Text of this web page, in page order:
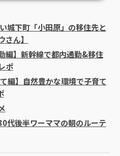
城下町「小田原」の移住先と
ん】
編】新幹線で都内通勤&移住
ポ
編】自然豊かな環境で子育て
代後半ワーママの朝のルーテ